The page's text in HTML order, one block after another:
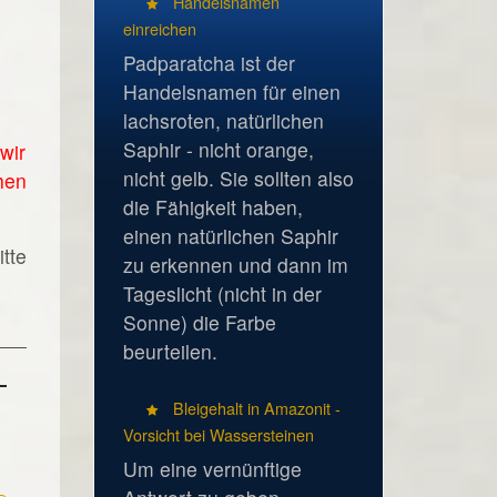
einreichen
Padparatcha ist der
Handelsnamen für einen
lachsroten, natürlichen
Saphir - nicht orange,
nicht gelb. Sie sollten also
die Fähigkeit haben,
einen natürlichen Saphir
zu erkennen und dann im
Tageslicht (nicht in der
Sonne) die Farbe
beurteilen.
Bleigehalt in Amazonit -
Vorsicht bei Wassersteinen
Um eine vernünftige